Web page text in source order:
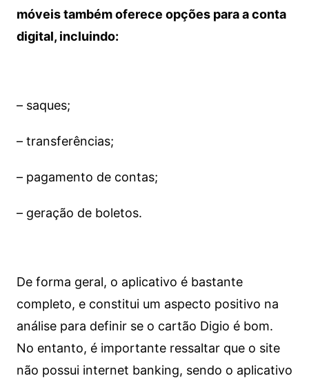
móveis também oferece opções para a conta
digital, incluindo:
– saques;
– transferências;
– pagamento de contas;
– geração de boletos.
De forma geral, o aplicativo é bastante
completo, e constitui um aspecto positivo na
análise para definir se o cartão Digio é bom.
No entanto, é importante ressaltar que o site
não possui internet banking, sendo o aplicativo